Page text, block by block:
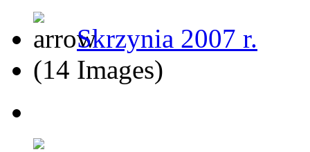
Skrzynia 2007 r.
(14 Images)